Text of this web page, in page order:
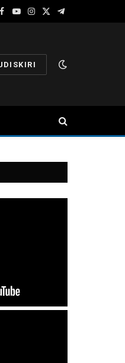
Facebook
YouTube
Instagram
X
Telegram